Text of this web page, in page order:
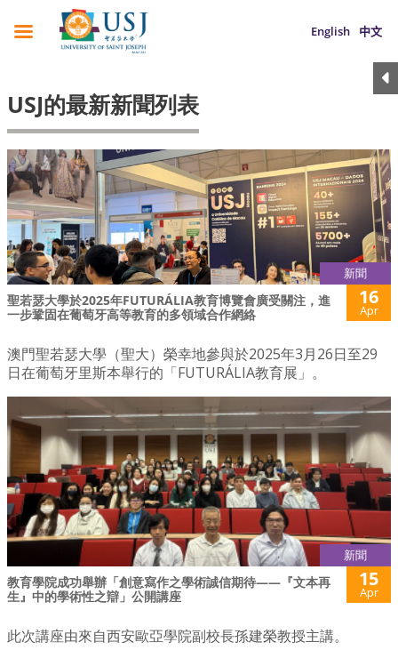
English 中文
USJ的最新新聞列表
新聞
聖若瑟大學於2025年FUTURÁLIA教育博覽會廣受關注，進
一步鞏固在葡萄牙高等教育的多領域合作網絡
16
Apr
澳門聖若瑟大學（聖大）榮幸地參與於2025年3月26日至29
日在葡萄牙里斯本舉行的「FUTURÁLIA教育展」。
新聞
教育學院成功舉辦「創意寫作之學術誠信期待——『文本再
生』中的學術性之辯」公開講座
15
Apr
此次講座由來自西安歐亞學院副校長孫建榮教授主講。